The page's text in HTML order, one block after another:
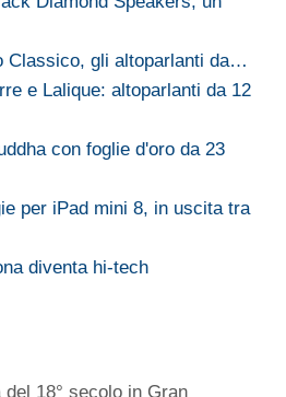
Classico, gli altoparlanti da…
e Lalique: altoparlanti da 12
con foglie d'oro da 23
per iPad mini 8, in uscita tra
diventa hi-tech
18° secolo in Gran